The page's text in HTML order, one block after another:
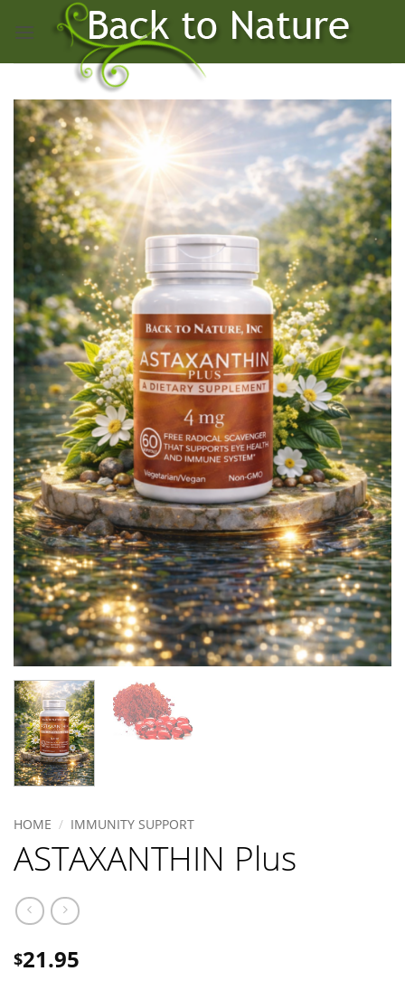
HOME / IMMUNITY SUPPORT
ASTAXANTHIN Plus
$21.95